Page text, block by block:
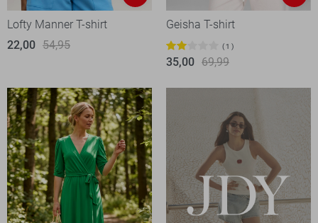
Lofty Manner T-shirt
22,00 54,95
Geisha T-shirt
1
35,00 69,99